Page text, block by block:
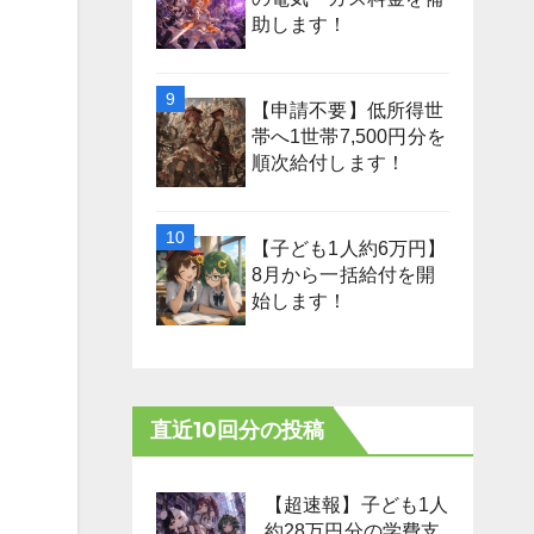
助します！
【申請不要】低所得世
帯へ1世帯7,500円分を
順次給付します！
【子ども1人約6万円】
8月から一括給付を開
始します！
直近10回分の投稿
【超速報】子ども1人